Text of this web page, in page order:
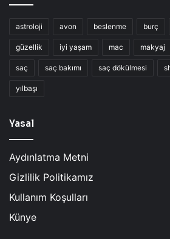
astroloji avon beslenme burç
güzellik iyi yaşam mac makyaj
saç saç bakımı saç dökülmesi
yılbaşı
Yasal
Aydınlatma Metni
Gizlilik Politikamız
Kullanım Koşulları
Künye